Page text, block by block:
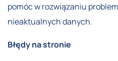
pomóc w rozwiązaniu
nieaktualnych danych.
Błędy na stronie